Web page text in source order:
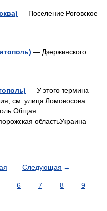
— Поселение Роговское
— Дзержинского
— У этого термина
см. улица Ломоносова.
Общая
областьУкраина
Следующая →
6 7 8
9